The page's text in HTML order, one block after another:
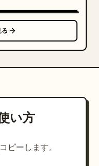
い方
ピーします。